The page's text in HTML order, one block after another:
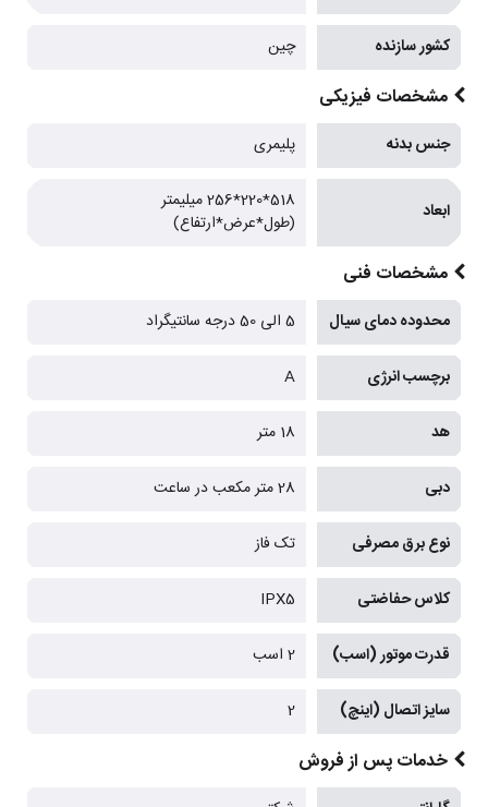
کشور سازنده چین
مشخصات فیزیکی
جنس بدنه پلیمری
ابعاد
518*220*256 میلیمتر
(طول*عرض*ارتفاع)
مشخصات فنی
محدوده دمای سیال 5 الی 50 درجه سانتیگراد
برچسب انرژی A
هد 18 متر
دبی 28 متر مکعب در ساعت
نوع برق مصرفی تک فاز
کلاس حفاضتی IPX5
قدرت موتور (اسب) 2 اسب
سایز اتصال (اینچ) 2
خدمات پس از فروش